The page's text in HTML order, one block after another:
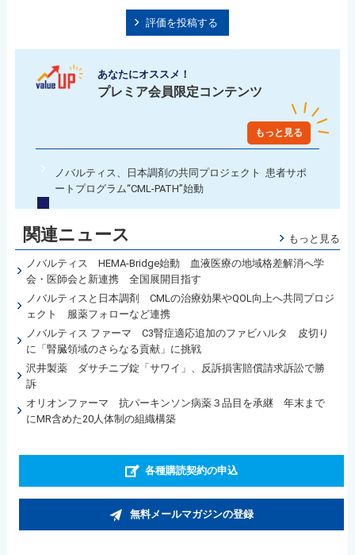
評価を投稿する
あなたにオススメ！
プレミア会員限定コンテンツ
もっと見る
ノバルティス、日本調剤の共同プロジェクト 患者サポ
ートプログラム“CML-PATH”始動
関連ニュース もっと見る
ノバルティス HEMA-Bridge始動 血液医療の地域格差解消へ学
会・医師会と新連携 全国展開目指す
ノバルティスと日本調剤 CMLの治療効果やQOL向上へ共同プロジ
ェクト 服薬フォローなど連携
ノバルティス ファーマ C3腎症適応追加のファビハルタ 皮切り
に「腎臓領域のさらなる貢献」に挑戦
沢井製薬 ダサチニブ錠「サワイ」、反訴損害賠償請求訴訟で勝
訴
オリオンファーマ 抗パーキンソン病薬３品目を承継 年末まで
にMR含めた20人体制の組織構築
各種購読契約の申込
無料メールマガジンの登録